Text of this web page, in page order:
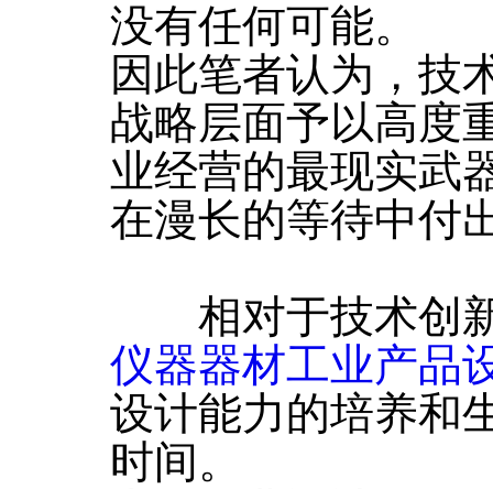
没有任何可能。
因此笔者认为，技
战略层面予以高度
业经营的最现实武
在漫长的等待中付
相对于技术创
仪器器材工业产品
设计能力的培养和
时间。